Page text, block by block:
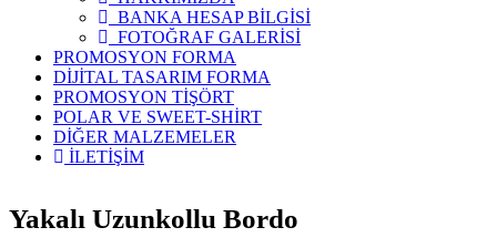
BANKA HESAP BİLGİSİ
FOTOĞRAF GALERİSİ
PROMOSYON FORMA
DİJİTAL TASARIM FORMA
PROMOSYON TİŞÖRT
POLAR VE SWEET-SHİRT
DİĞER MALZEMELER
İLETİŞİM
Yakalı Uzunkollu Bordo